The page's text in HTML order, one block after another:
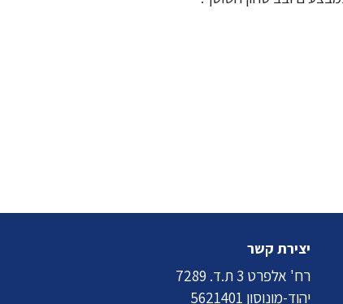
יצירת קשר
רח' אלפרט 3 ת.ד. 7289
יהוד-מונוסון 5621401